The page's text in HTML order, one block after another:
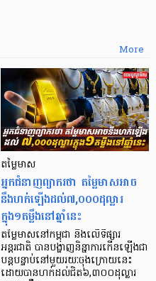
More
តម្លៃមាស
អ្នកជំនាញព្យាករថា តម្លៃមាសអាច
នឹងហក់ឡើងដល់៧,០០០ដុល្លារ
ក្នុង១តម្លឹងនៅឆ្នាំនេះ
តម្លៃមាសនៅកម្ពុជា និងលើទីផ្សារ
អន្តរជាតិ បានបង្ហាញនិន្នាការកើនឡើងជា
បន្តបន្ទាប់នៅមួយរយៈចុងក្រោយនេះ
ដោយបានហក់ដល់ជិត៦,៣០០ដុល្លារ